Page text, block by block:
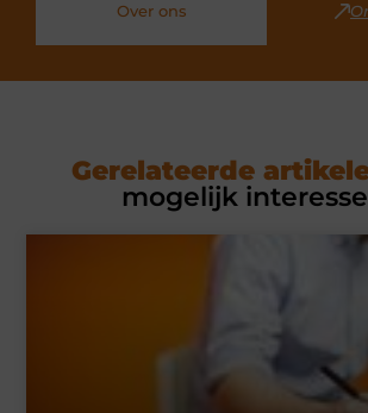
Over ons
Gerelateerde
mogelijk